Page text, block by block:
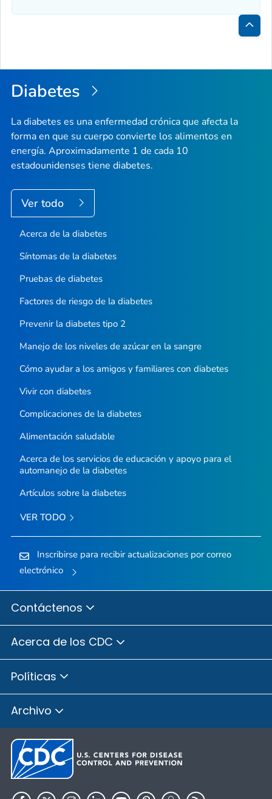
la
Diabetes
La diabetes es una enfermedad crónica que afecta la
forma en que su cuerpo convierte los alimentos en
energía. Aproximadamente 1 de cada 10
estadounidenses tiene diabetes.
Ver todo
Acerca de la diabetes
Síntomas de la diabetes
Pruebas de diabetes
Factores de riesgo de la diabetes
Prevenir la diabetes tipo 2
Manejo de los niveles de azúcar en la sangre
Cómo ayudar a los amigos y familiares con diabetes
Vivir con diabetes
Complicaciones de la diabetes
Alimentación saludable
Acerca de los servicios de educación y apoyo para el
automanejo de la diabetes
Artículos sobre la diabetes
VER TODO
Inscribirse para recibir actualizaciones por correo
electrónico
Contáctenos
Acerca de los CDC
Políticas
Archivo